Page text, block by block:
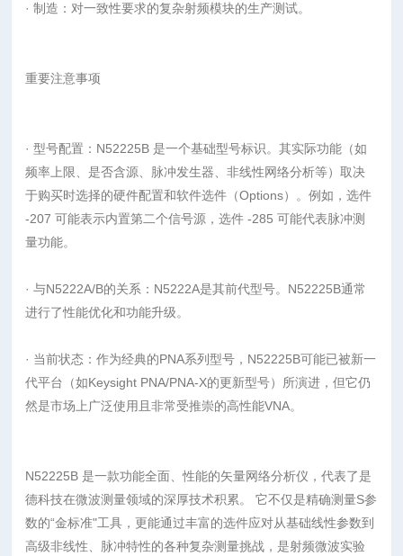
· 制造：对一致性要求的复杂射频模块的生产测试。
重要注意事项
· 型号配置：N52225B 是一个基础型号标识。其实际功能（如
频率上限、是否含源、脉冲发生器、非线性网络分析等）取决
于购买时选择的硬件配置和软件选件（Options）。例如，选件
-207 可能表示内置第二个信号源，选件 -285 可能代表脉冲测
量功能。
· 与N5222A/B的关系：N5222A是其前代型号。N52225B通常
进行了性能优化和功能升级。
· 当前状态：作为经典的PNA系列型号，N52225B可能已被新一
代平台（如Keysight PNA/PNA-X的更新型号）所演进，但它仍
然是市场上广泛使用且非常受推崇的高性能VNA。
N52225B 是一款功能全面、性能的矢量网络分析仪，代表了是
德科技在微波测量领域的深厚技术积累。 它不仅是精确测量S参
数的“金标准"工具，更能通过丰富的选件应对从基础线性参数到
高级非线性、脉冲特性的各种复杂测量挑战，是射频微波实验